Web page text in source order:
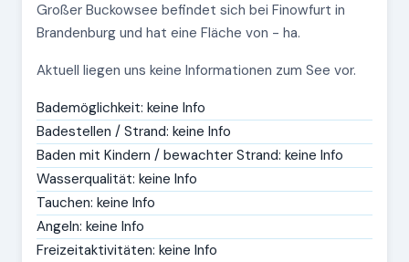
Großer Buckowsee befindet sich bei Finowfurt in
Brandenburg und hat eine Fläche von - ha.
Aktuell liegen uns keine Informationen zum See vor.
Bademöglichkeit: keine Info
Badestellen / Strand: keine Info
Baden mit Kindern / bewachter Strand: keine Info
Wasserqualität: keine Info
Tauchen: keine Info
Angeln: keine Info
Freizeitaktivitäten: keine Info